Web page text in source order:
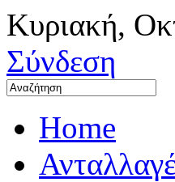
Κυριακή,
Σύνδεση
Home